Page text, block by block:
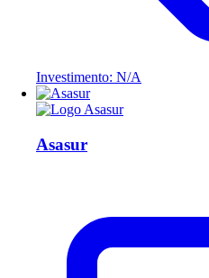
Investimento: N/A
Asasur